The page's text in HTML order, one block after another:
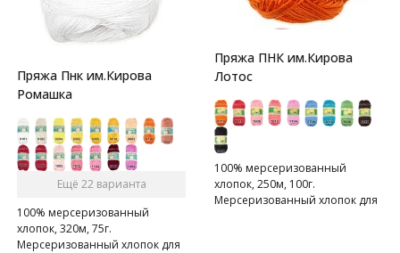
Пряжа Пнк им.Кирова
Ромашка
Ещё 22 варианта
100% мерсеризованный
хлопок, 320м, 75г.
Мерсеризованный хлопок для
Пряжа ПНК им.Кирова
Лотос
100% мерсеризованный
хлопок, 250м, 100г.
Мерсеризованный хлопок для